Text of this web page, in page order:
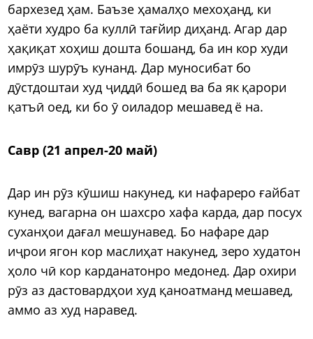
бархезед ҳам. Баъзе ҳамалҳо мехоҳанд, ки
ҳаёти худро ба куллӣ тағйир диҳанд. Агар дар
ҳақиқат хоҳиш дошта бошанд, ба ин кор худи
имрӯз шурӯъ кунанд. Дар муносибат бо
дӯстдоштаи худ ҷиддӣ бошед ва ба як қарори
қатъӣ оед, ки бо ӯ оиладор мешавед ё на.
Савр (21 апрел-20 май)
Дар ин рӯз кӯшиш накунед, ки нафареро ғайбат
кунед, вагарна он шахсро хафа карда, дар посух
суханҳои дағал мешунавед. Бо нафаре дар
иҷрои ягон кор маслиҳат накунед, зеро худатон
ҳоло чӣ кор карданатонро медонед. Дар охири
рӯз аз дастовардҳои худ қаноатманд мешавед,
аммо аз худ наравед.